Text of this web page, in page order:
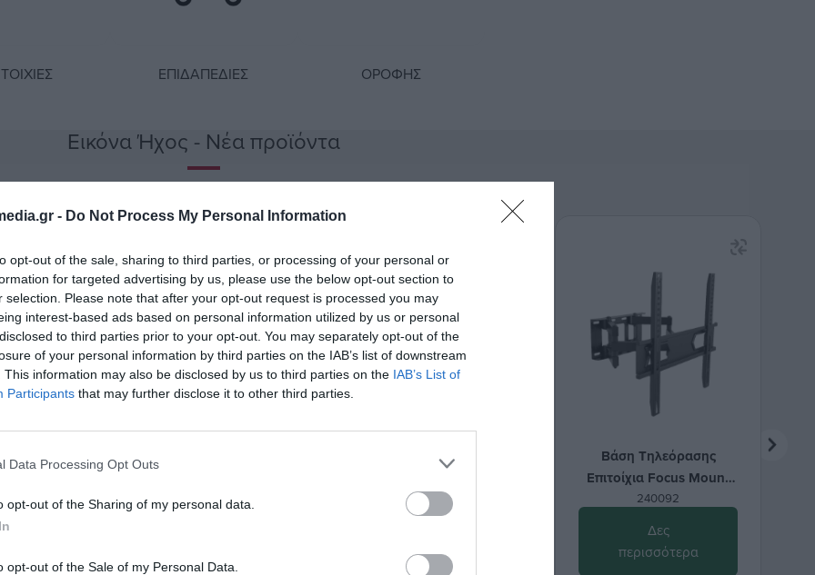
- Do Not Process My Personal Information
opt-out of the sale, sharing to third parties, or processing of your personal or
for targeted advertising by us, please use the below opt-out section to
selection. Please note that after your opt-out request is processed you may
interest-based ads based on personal information utilized by us or personal
to third parties prior to your opt-out. You may separately opt-out of the
of your personal information by third parties on the IAB’s list of downstream
This information may also be disclosed by us to third parties on the IAB’s List of
Participants that may further disclose it to other third parties.
Data Processing Opt Outs
opt-out of the Sharing of my personal data.
opt-out of the Sale of my Personal Data.
ΕΠΙΔΑΠΈΔΙΕΣ ΟΡΟΦΉΣ
Εικόνα Ήχος - Νέα προϊόντα
90kg
Βάση Τηλεόρασης
Επιτοίχια Focus Mount
WMS01-44AT 23"-65"
Βάση Τηλεόρασης
WMS206-64AT 32"-75"
έως 45kg
240093
περισσότερα
Βάση Τηλεόρασης
Επιτοίχια Focus Mount
WMS206-44AT 23"-65"
έως 45kg
240092
Δες
περισσότερα